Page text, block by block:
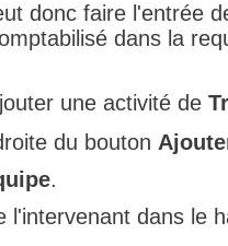
donc faire l'entrée
dans la
une activité de
du bouton
.
l'intervenant dans le